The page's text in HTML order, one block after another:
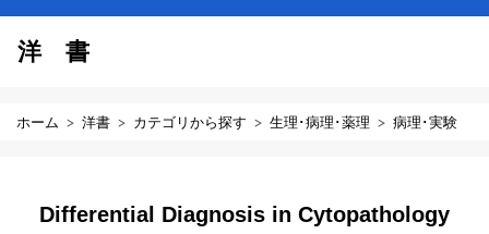
洋書
ホーム 洋書 カテゴリから探す 生理･病理･薬理 病理･実験
Differential Diagnosis in Cytopathology